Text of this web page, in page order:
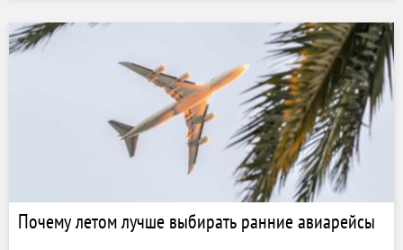
Почему летом лучше выбирать ранние авиарейсы